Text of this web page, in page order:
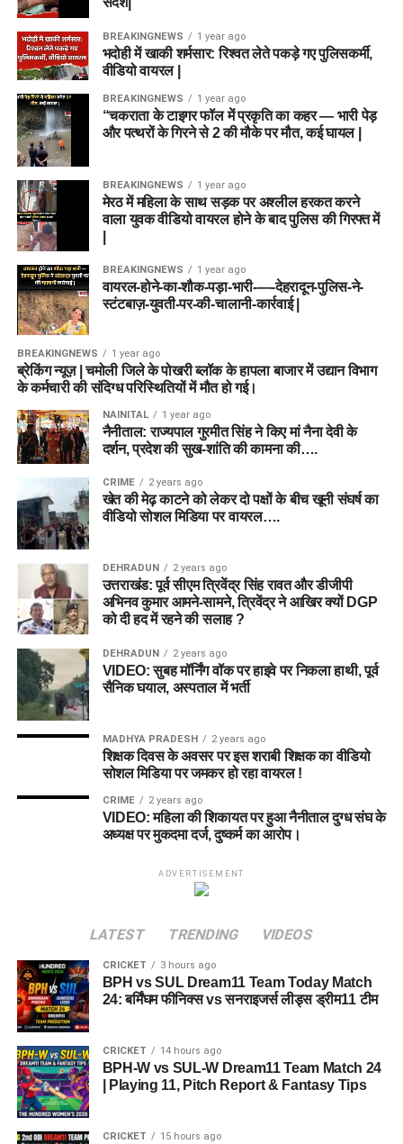
BREAKINGNEWS 1 year ago
भदोही में खाकी शर्मसार: रिश्वत लेते पकड़े गए पुलिसकर्मी,
वीडियो वायरल |
BREAKINGNEWS 1 year ago
“चकराता के टाइगर फॉल में प्रकृति का कहर — भारी पेड़
और पत्थरों के गिरने से 2 की मौके पर मौत, कई घायल |
BREAKINGNEWS 1 year ago
मेरठ में महिला के साथ सड़क पर अश्लील हरकत करने
वाला युवक वीडियो वायरल होने के बाद पुलिस की गिरफ्त में
BREAKINGNEWS 1 year ago
वायरल-होने-का-शौक-पड़ा-भारी-—-देहरादून-पुलिस-ने-
स्टंटबाज़-युवती-पर-की-चालानी-कार्रवाई |
BREAKINGNEWS 1 year ago
ब्रेकिंग न्यूज़ | चमोली जिले के पोखरी ब्लॉक के हापला बाजार में उद्यान विभाग
के कर्मचारी की संदिग्ध परिस्थितियों में मौत हो गई।
NAINITAL 1 year ago
नैनीताल: राज्यपाल गुरमीत सिंह ने किए मां नैना देवी के
दर्शन, प्रदेश की सुख-शांति की कामना की….
CRIME 2 years ago
खेत की मेढ़ काटने को लेकर दो पक्षों के बीच खूनी संघर्ष का
वीडियो सोशल मिडिया पर वायरल….
DEHRADUN 2 years ago
उत्तराखंड: पूर्व सीएम त्रिवेंद्र सिंह रावत और डीजीपी
अभिनव कुमार आमने-सामने, त्रिवेंद्र ने आखिर क्यों DGP
को दी हद में रहने की सलाह ?
DEHRADUN 2 years ago
VIDEO: सुबह मॉर्निंग वॉक पर हाइवे पर निकला हाथी, पूर्व
सैनिक घयाल, अस्पताल में भर्ती
MADHYA PRADESH 2 years ago
शिक्षक दिवस के अवसर पर इस शराबी शिक्षक का वीडियो
सोशल मिडिया पर जमकर हो रहा वायरल !
CRIME 2 years ago
VIDEO: महिला की शिकायत पर हुआ नैनीताल दुग्ध संघ के
अध्यक्ष पर मुकदमा दर्ज, दुष्कर्म का आरोप।
ADVERTISEMENT
LATEST TRENDING VIDEOS
CRICKET 3 hours ago
BPH vs SUL Dream11 Team Today Match
24: बर्मिंघम फीनिक्स vs सनराइजर्स लीड्स ड्रीम11 टीम
CRICKET 14 hours ago
BPH-W vs SUL-W Dream11 Team Match 24
| Playing 11, Pitch Report & Fantasy Tips
CRICKET 15 hours ago